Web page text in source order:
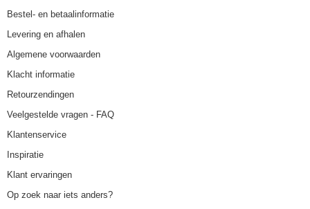
Bestel- en betaalinformatie
Levering en afhalen
Algemene voorwaarden
Klacht informatie
Retourzendingen
Veelgestelde vragen - FAQ
Klantenservice
Inspiratie
Klant ervaringen
Op zoek naar iets anders?